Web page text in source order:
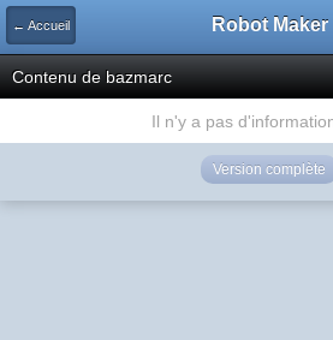
← Accueil Robot Maker
Contenu de bazmarc
Il n'y a pas
Version complète